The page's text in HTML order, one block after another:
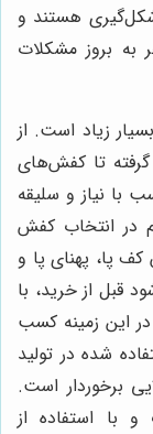
هستند و
به بروز مشکلات
زیاد است. از
تا کفش‌های
با نیاز و سلیقه
در انتخاب کفش
پا، پهنای پا و
از خرید، با
این زمینه کسب
شده در تولید
برخوردار است.
با استفاده از